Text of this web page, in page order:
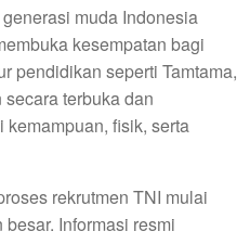
muda Indonesia
kesempatan bagi
pendidikan seperti Tamtama,
terbuka dan
fisik, serta
rekrutmen TNI mulai
Informasi resmi